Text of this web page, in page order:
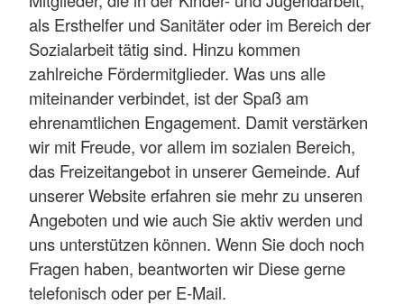
als Ersthelfer und Sanitäter oder im Bereich der
Sozialarbeit tätig sind. Hinzu kommen
zahlreiche Fördermitglieder. Was uns alle
miteinander verbindet, ist der Spaß am
ehrenamtlichen Engagement. Damit verstärken
wir mit Freude, vor allem im sozialen Bereich,
das Freizeitangebot in unserer Gemeinde. Auf
unserer Website erfahren sie mehr zu unseren
Angeboten und wie auch Sie aktiv werden und
uns unterstützen können. Wenn Sie doch noch
Fragen haben, beantworten wir Diese gerne
telefonisch oder per E-Mail.